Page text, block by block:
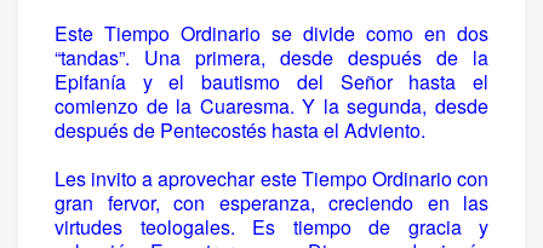
Este Tiempo Ordinario se divide como en dos
“tandas”. Una primera, desde después de la
Epifanía y el bautismo del Señor hasta el
comienzo de la Cuaresma. Y la segunda, desde
después de Pentecostés hasta el Adviento.
Les invito a aprovechar este Tiempo Ordinario con
gran fervor, con esperanza, creciendo en las
virtudes teologales. Es tiempo de gracia y